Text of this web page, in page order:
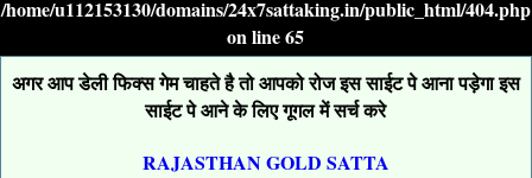
/home/u112153130/domains/24x7sattaking.in/public_html/404.php
on line65
अगर आप डेली फिक्स गेम चाहते है तो आपको रोज इस साईट पे आना पड़ेगा इस
साईट पे आने के लिए गूगल में सर्च करे
RAJASTHAN GOLD SATTA